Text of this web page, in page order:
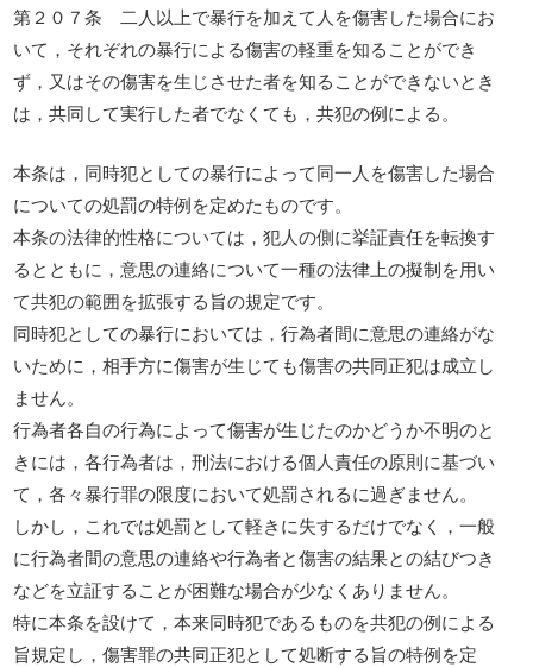
第２０７条 二人以上で暴行を加えて人を傷害した場合にお
いて，それぞれの暴行による傷害の軽重を知ることができ
ず，又はその傷害を生じさせた者を知ることができないとき
は，共同して実行した者でなくても，共犯の例による。
本条は，同時犯としての暴行によって同一人を傷害した場合
についての処罰の特例を定めたものです。
本条の法律的性格については，犯人の側に挙証責任を転換す
るとともに，意思の連絡について一種の法律上の擬制を用い
て共犯の範囲を拡張する旨の規定です。
同時犯としての暴行においては，行為者間に意思の連絡がな
いために，相手方に傷害が生じても傷害の共同正犯は成立し
ません。
行為者各自の行為によって傷害が生じたのかどうか不明のと
きには，各行為者は，刑法における個人責任の原則に基づい
て，各々暴行罪の限度において処罰されるに過ぎません。
しかし，これでは処罰として軽きに失するだけでなく，一般
に行為者間の意思の連絡や行為者と傷害の結果との結びつき
などを立証することが困難な場合が少なくありません。
特に本条を設けて，本来同時犯であるものを共犯の例による
旨規定し，傷害罪の共同正犯として処断する旨の特例を定